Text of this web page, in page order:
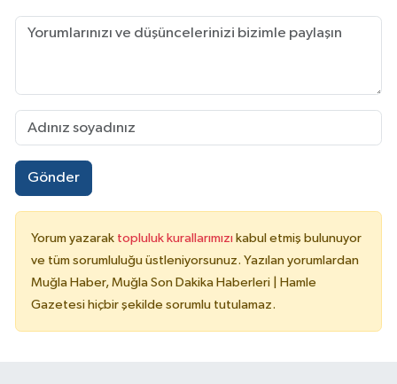
Gönder
Yorum yazarak topluluk kurallarımızı kabul etmiş bulunuyor
ve tüm sorumluluğu üstleniyorsunuz. Yazılan yorumlardan
Muğla Haber, Muğla Son Dakika Haberleri | Hamle
Gazetesi hiçbir şekilde sorumlu tutulamaz.